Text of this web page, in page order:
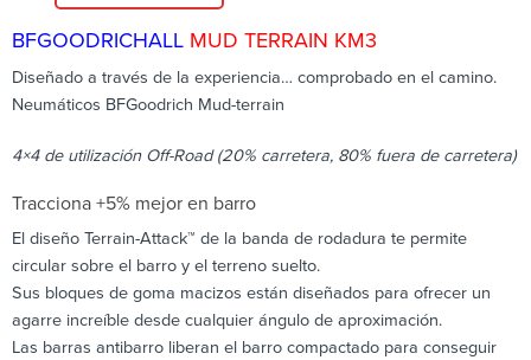
BFGOODRICHALL MUD TERRAIN KM3
Diseñado a través de la experiencia… comprobado en el camino.
Neumáticos BFGoodrich Mud-terrain
4×4 de utilización Off-Road (20% carretera, 80% fuera de carretera)
Tracciona +5% mejor en barro
El diseño Terrain-Attack™ de la banda de rodadura te permite
circular sobre el barro y el terreno suelto.
Sus bloques de goma macizos están diseñados para ofrecer un
agarre increíble desde cualquier ángulo de aproximación.
Las barras antibarro liberan el barro compactado para conseguir